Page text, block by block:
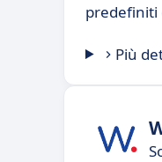
predefiniti
Più